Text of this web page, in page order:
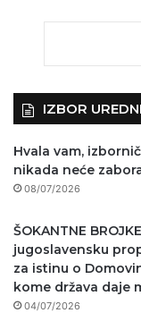
IZBOR
Hvala vam,
nikada neće
08/07/2026
ŠOKANTNE
jugoslavensku
za istinu o
kome država daje
04/07/2026